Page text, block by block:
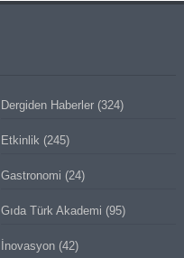
Dergiden Haberler (324)
Etkinlik (245)
Gastronomi (24)
Gıda Türk Akademi (95)
İnovasyon (42)